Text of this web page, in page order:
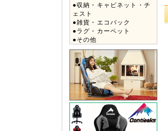
●収納・キャビネット・チ
ェスト
●雑貨・エコバック
●ラグ・カーペット
●その他